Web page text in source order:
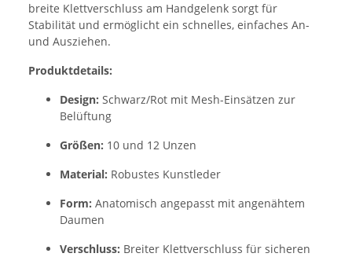
breite Klettverschluss am Handgelenk sorgt für
Stabilität und ermöglicht ein schnelles, einfaches An-
und Ausziehen.
Produktdetails:
Design: Schwarz/Rot mit Mesh-Einsätzen zur
Belüftung
Größen: 10 und 12 Unzen
Material: Robustes Kunstleder
Form: Anatomisch angepasst mit angenähtem
Daumen
Verschluss: Breiter Klettverschluss für sicheren